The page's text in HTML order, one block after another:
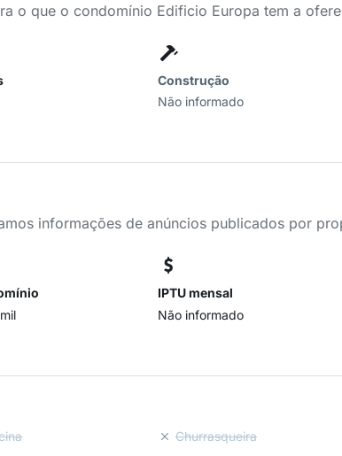
o que o condomínio Edificio Europa tem a
Construção
Não informado
informações de anúncios publicados por
IPTU mensal
Não informado
Churrasqueira